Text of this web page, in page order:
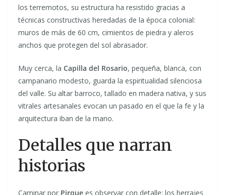
los terremotos, su estructura ha resistido gracias a
técnicas constructivas heredadas de la época colonial:
muros de más de 60 cm, cimientos de piedra y aleros
anchos que protegen del sol abrasador.
Muy cerca, la Capilla del Rosario, pequeña, blanca, con
campanario modesto, guarda la espiritualidad silenciosa
del valle. Su altar barroco, tallado en madera nativa, y sus
vitrales artesanales evocan un pasado en el que la fe y la
arquitectura iban de la mano.
Detalles que narran
historias
Caminar por Pirque es observar con detalle: los herrajes